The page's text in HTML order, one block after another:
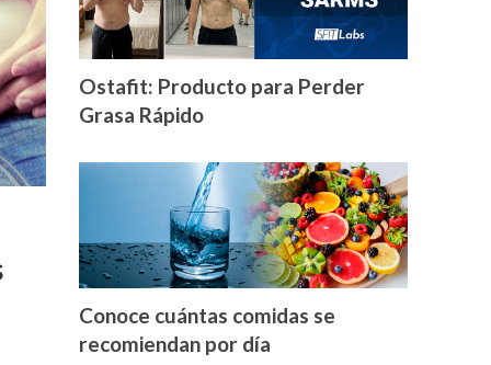
Ostafit: Producto para Perder
Grasa Rápido
Conoce cuántas comidas se
recomiendan por día